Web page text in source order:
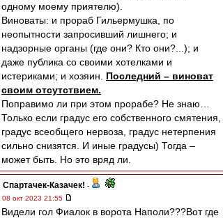
одному моему приятелю).
Виноваты: и прораб Гильермушка, по
неопытности запросивший лишнего; и
надзорные органы (где они? Кто они?...); и
даже публика со своими хотелками и
истериками; и хозяин. Последний – виноват
своим отсутствием.
Поправимо ли при этом прорабе? Не знаю…
Только если градус его собственного смятения,
градус всеобщего нервоза, градус нетерпения
сильно снизятся. И иные градусы) Тогда –
может быть. Но это вряд ли.
Спартачек-Казачек! -
08 окт 2023 21:55
Видели гол Фиалок в ворота Наполи???Вот где